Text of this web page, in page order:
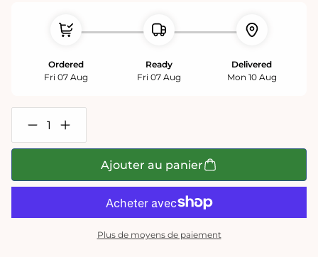
Ordered
Fri 07 Aug
Ready
Fri 07 Aug
Delivered
Mon 10 Aug
Réduire
la
quantité
Portes
Augmenter
la
quantité
Portes
Ajouter au panier
Plus de moyens de paiement